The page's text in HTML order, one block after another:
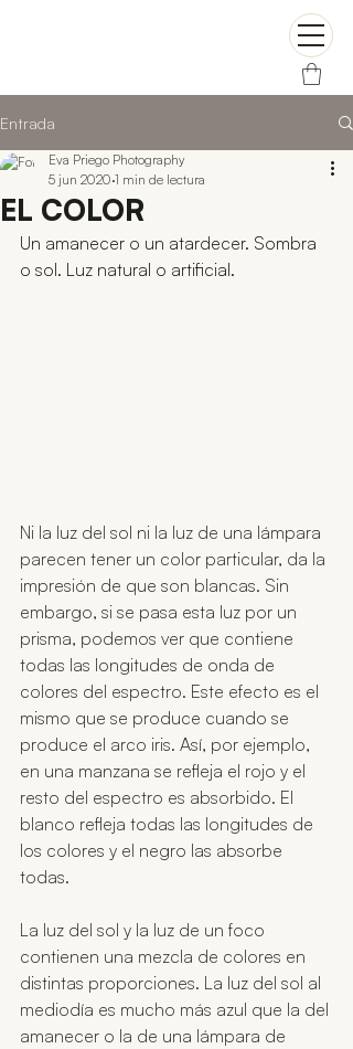
Entrada
EL COLOR
Eva Priego Photography
5 jun 2020 1 min de lectura
Un amanecer o un atardecer. Sombra
o sol. Luz natural o artificial.
Ni la luz del sol ni la luz de una lámpara
parecen tener un color particular, da la
impresión de que son blancas. Sin
embargo, si se pasa esta luz por un
prisma, podemos ver que contiene
todas las longitudes de onda de
colores del espectro. Este efecto es el
mismo que se produce cuando se
produce el arco iris. Así, por ejemplo,
en una manzana se refleja el rojo y el
resto del espectro es absorbido. El
blanco refleja todas las longitudes de
los colores y el negro las absorbe
todas.
La luz del sol y la luz de un foco
contienen una mezcla de colores en
distintas proporciones. La luz del sol al
mediodía es mucho más azul que la del
amanecer o la de una lámpara de